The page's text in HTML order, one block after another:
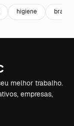
higiene branco
melhor trabalho.
empresas,